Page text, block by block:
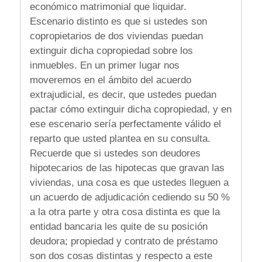
económico matrimonial que liquidar.
Escenario distinto es que si ustedes son
copropietarios de dos viviendas puedan
extinguir dicha copropiedad sobre los
inmuebles. En un primer lugar nos
moveremos en el ámbito del acuerdo
extrajudicial, es decir, que ustedes puedan
pactar cómo extinguir dicha copropiedad, y en
ese escenario sería perfectamente válido el
reparto que usted plantea en su consulta.
Recuerde que si ustedes son deudores
hipotecarios de las hipotecas que gravan las
viviendas, una cosa es que ustedes lleguen a
un acuerdo de adjudicación cediendo su 50 %
a la otra parte y otra cosa distinta es que la
entidad bancaria les quite de su posición
deudora; propiedad y contrato de préstamo
son dos cosas distintas y respecto a este